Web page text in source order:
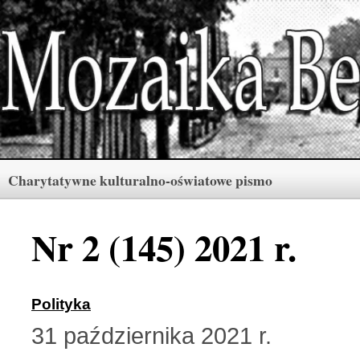
Charytatywne kulturalno-oświatowe pismo
Rubryki
Berdyczów w kronikach
Numery
1 (164) 2026 r. (10)
Menu
Polski informator
Nr 2 (145) 2021 r.
Polityka
31 października 2021 r.